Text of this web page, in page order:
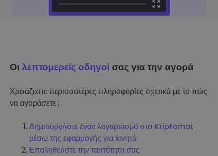
Οιλεπτομερείς οδηγοί σας για την αγορά
Χρειάζεστε περισσότερες πληροφορίες σχετικά με το πώς
να αγοράσετε ;
Δημιουργήστε έναν λογαριασμό στο Kriptomat
μέσω της εφαρμογής για κινητά
Επαληθεύστε την ταυτότητα σας